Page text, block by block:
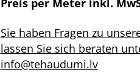
Preis per Meter inkl.
Sie haben Fragen zu
lassen Sie sich beraten
info@tehaudumi.lv